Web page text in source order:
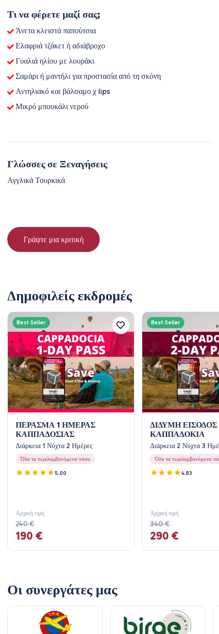
Τι να φέρετε μαζί σας;
Άνετα κλειστά παπούτσια
Ελαφριά τζάκετ ή αδιάβροχο
Γυαλιά ηλίου με λουράκι
Σαμάρι ή μαντήλι για προστασία από τη σκόνη
Αντηλιακό και βάλσαμο χ lips
Μικρό μπουκάλι νερού
Γλώσσες σε Ξεναγήσεις
Αγγλικά Τουρκικά
Γράψτε μια κριτική
Δημοφιλείς εκδρομές
Best Seller
ΠΕΡΑΣΜΑ 1 ΗΜΕΡΑΣ
ΚΑΠΠΑΔΟΣΙΑΣ
Διάρκεια 1 Νύχτα 2 Ημέρες
Όλα τα περιλαμβανόμενα πάσο
5.00
Αρχική τιμή
240 €
190 €
Best Seller
ΔΙΔΥΜΗ
ΚΑΠΠΑΔΟΚΙΑ
Διάρκεια 2 Νύχτα 3
Όλα τα περιλαμβανόμενα
4.83
Αρχική τιμή
340 €
290 €
Οι συνεργάτες μας